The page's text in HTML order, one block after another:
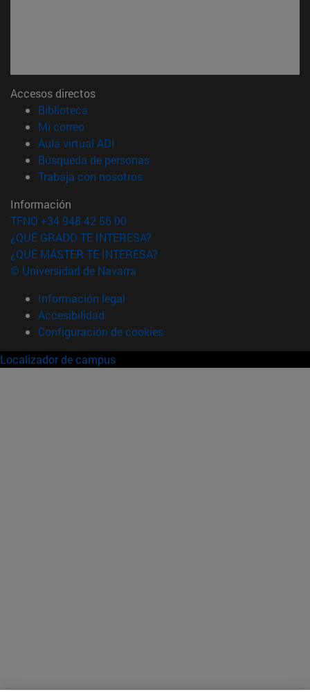
Accesos directos
Biblioteca
Mi correo(abre en nueva ventana)
Aula virtual ADI
Búsqueda de personas(abre en nueva ventana)
Trabaja con nosotros(abre en nueva ventana)
Información
TFNO +34 948 42 56 00
¿QUÉ GRADO TE INTERESA?
¿QUÉ MÁSTER TE INTERESA?
© Universidad de Navarra
Información legal
Accesibilidad
Configuración de cookies
Localizador de campus